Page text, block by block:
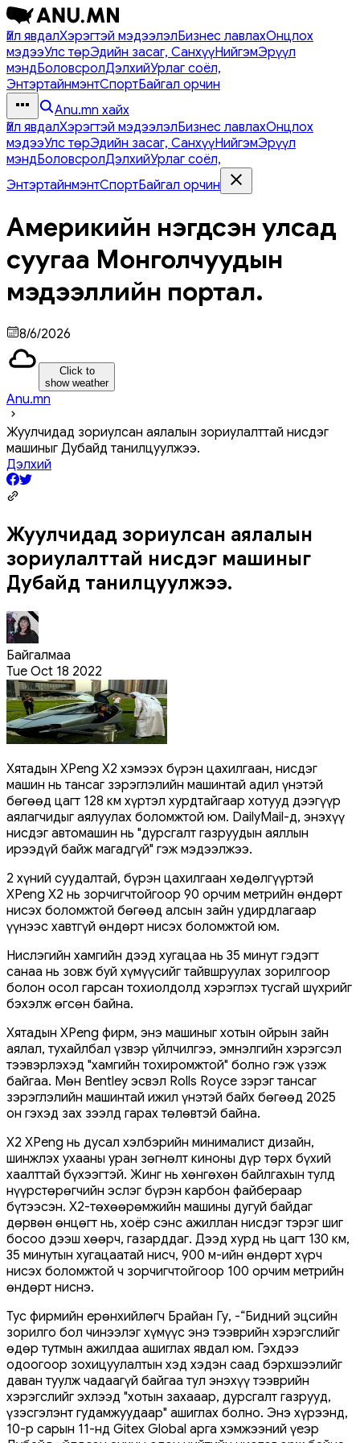
Үйл явдалХэрэгтэй мэдээлэлБизнес лавлахОнцлох
мэдээУлс төрЭдийн засаг, СанхүүНийгэмЭрүүл
мэндБоловсролДэлхийУрлаг соёл,
ЭнтэртайнмэнтСпортБайгал орчин
Anu.mn хайх
Үйл явдалХэрэгтэй мэдээлэлБизнес лавлахОнцлох
мэдээУлс төрЭдийн засаг, СанхүүНийгэмЭрүүл
мэндБоловсролДэлхийУрлаг соёл,
ЭнтэртайнмэнтСпортБайгал орчин
Америкийн нэгдсэн улсад
суугаа Монголчуудын
мэдээллийн портал.
8/6/2026
Click to
show weather
Anu.mn
Жуулчидад зориулсан аялалын зориулалттай нисдэг
машиныг Дубайд танилцуулжээ.
Дэлхий
Жуулчидад зориулсан аялалын
зориулалттай нисдэг машиныг
Дубайд танилцуулжээ.
Байгалмаа
Tue Oct 18 2022
Хятадын XPeng X2 хэмээх бүрэн цахилгаан, нисдэг
машин нь тансаг зэрэглэлийн машинтай адил үнэтэй
бөгөөд цагт 128 км хүртэл хурдтайгаар хотууд дээгүүр
аялагчидыг аялуулах боломжтой юм. DailyMail-д, энэхүү
нисдэг автомашин нь "дурсгалт газруудын аяллын
ирээдүй байж магадгүй" гэж мэдээлжээ.
2 хүний суудалтай, бүрэн цахилгаан хөдөлгүүртэй
XPeng X2 нь зорчигчтойгоор 90 орчим метрийн өндөрт
нисэх боломжтой бөгөөд алсын зайн удирдлагаар
үүнээс хавтгүй өндөрт нисэх боломжтой юм.
Нислэгийн хамгийн дээд хугацаа нь 35 минут гэдэгт
санаа нь зовж буй хүмүүсийг тайвшруулах зорилгоор
болон осол гарсан тохиолдолд хэрэглэх тусгай шүхрийг
бэхэлж өгсөн байна.
Хятадын XPeng фирм, энэ машиныг хотын ойрын зайн
аялал, тухайлбал үзвэр үйлчилгээ, эмнэлгийн хэрэгсэл
тээвэрлэхэд "хамгийн тохиромжтой" болно гэж үзэж
байгаа. Мөн Bentley эсвэл Rolls Royce зэрэг тансаг
зэрэглэлийн машинтай ижил үнэтэй байх бөгөөд 2025
он гэхэд зах зээлд гарах төлөвтэй байна.
X2 XPeng нь дусал хэлбэрийн минималист дизайн,
шинжлэх ухааны уран зөгнөлт киноны дүр төрх бүхий
хаалттай бүхээгтэй. Жинг нь хөнгөхөн байлгахын тулд
нүүрстөрөгчийн эслэг бүрэн карбон файбераар
бүтээсэн. X2-төхөөрөмжийн машины дугуй байдаг
дөрвөн өнцөгт нь, хоёр сэнс ажиллан нисдэг тэрэг шиг
босоо дээш хөөрч, газарддаг. Дээд хурд нь цагт 130 км,
35 минутын хугацаатай нисч, 900 м-ийн өндөрт хүрч
нисэх боломжтой ч зорчигчтойгоор 100 орчим метрийн
өндөрт ниснэ.
Тус фирмийн ерөнхийлөгч Брайан Гу, -“Бидний эцсийн
зорилго бол чинээлэг хүмүүс энэ тээврийн хэрэгслийг
өдөр тутмын ажилдаа ашиглах явдал юм. Гэхдээ
одоогоор зохицуулалтын хэд хэдэн саад бэрхшээлийг
даван туулж чадаагүй байгаа тул энэхүү тээврийн
хэрэгслийг эхлээд "хотын захааар, дурсгалт газрууд,
үзэсгэлэнт гудамжуудаар" ашиглах болно. Энэ хүрээнд,
10-р сарын 11-нд Gitex Global арга хэмжээний үеэр